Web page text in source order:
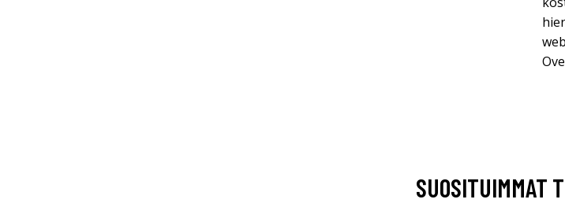
SUOSITUIMMAT